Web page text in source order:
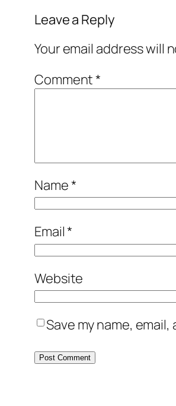
Leave a Reply
Your email address will
Comment*
Name*
Email*
Website
Save my name,